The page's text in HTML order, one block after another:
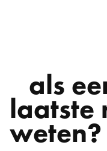
als
laatste
weten?